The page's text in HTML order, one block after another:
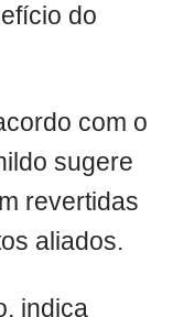
do
com o
sugere
revertidas
aliados.
indica